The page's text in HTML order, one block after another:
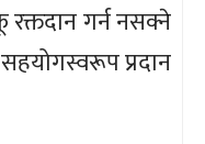
गर्न नसक्ने
प्रदान